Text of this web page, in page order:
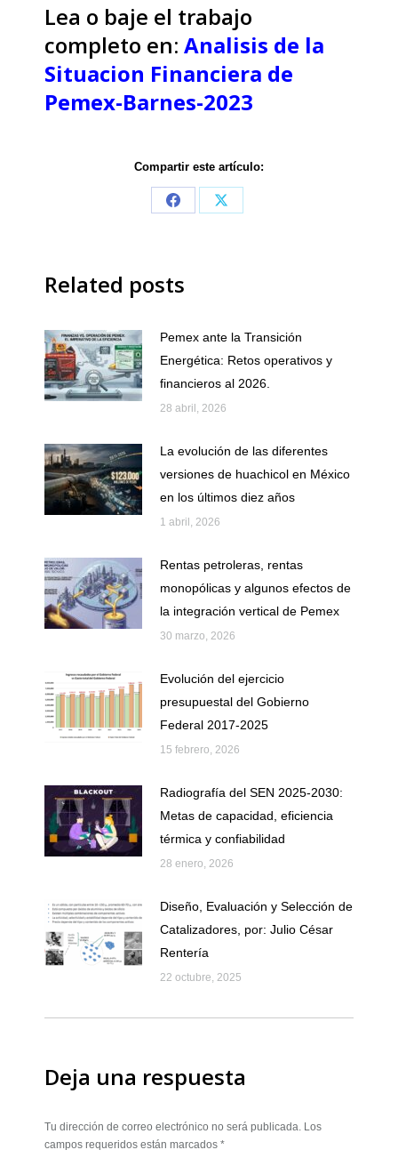
Lea o baje el trabajo
completo en: Analisis de la
Situacion Financiera de
Pemex-Barnes-2023
Compartir este artículo:
Share
Share
Related posts
Pemex ante la Transición
Energética: Retos operativos y
financieros al 2026.
28 abril, 2026
La evolución de las diferentes
versiones de huachicol en México
en los últimos diez años
1 abril, 2026
Rentas petroleras, rentas
monopólicas y algunos efectos de
la integración vertical de Pemex
30 marzo, 2026
Evolución del ejercicio
presupuestal del Gobierno
Federal 2017-2025
15 febrero, 2026
Radiografía del SEN 2025-2030:
Metas de capacidad, eficiencia
térmica y confiabilidad
28 enero, 2026
Diseño, Evaluación y Selección de
Catalizadores, por: Julio César
Rentería
22 octubre, 2025
Deja una respuesta
Tu dirección de correo electrónico no será publicada. Los
campos requeridos están marcados *